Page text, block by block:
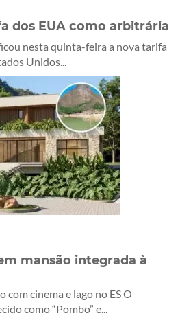
dos EUA como arbitrária
nesta quinta-feira a nova tarifa
Unidos...
mansão integrada à
cinema e lago no ES O
como “Pombo” e...